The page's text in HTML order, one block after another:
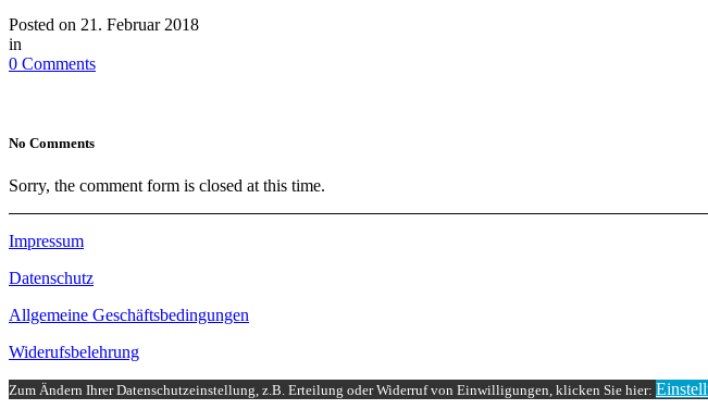
Posted on 21. Februar 2018
in
0 Comments
No Comments
Sorry, the comment form is closed at this time.
Impressum
Datenschutz
Allgemeine Geschäftsbedingungen
Widerufsbelehrung
Zum Ändern Ihrer Datenschutzeinstellung, z.B. Erteilung oder Widerruf von Einwilligungen, klicken Sie hier: